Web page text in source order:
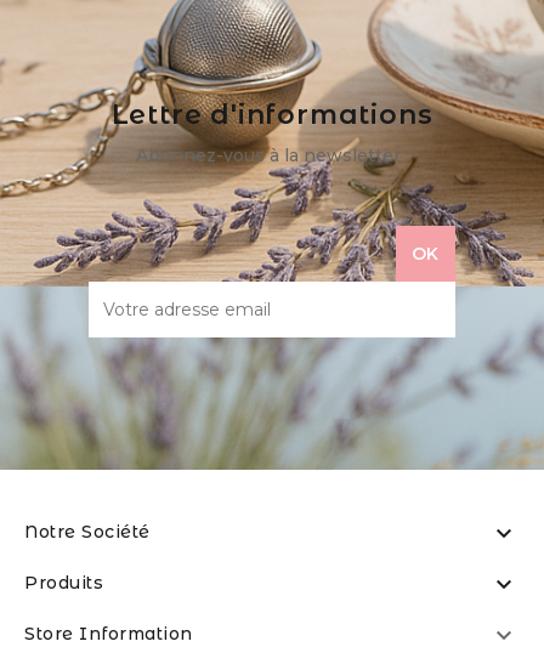
Lettre d'informations
Abonnez-vous à la newsletter :
Notre Société 
Produits 
Store Information 